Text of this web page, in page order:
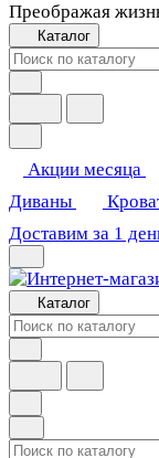
Преображая
Каталог
Акции месяца
Диваны
Доставим за 1
Каталог